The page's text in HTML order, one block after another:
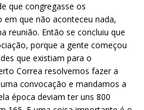
que congregasse os
que não aconteceu nada,
reunião. Então se concluiu que
porque a gente começou
que existiam para o
Correa resolvemos fazer a
convocação e mandamos a
época deviam ter uns 800